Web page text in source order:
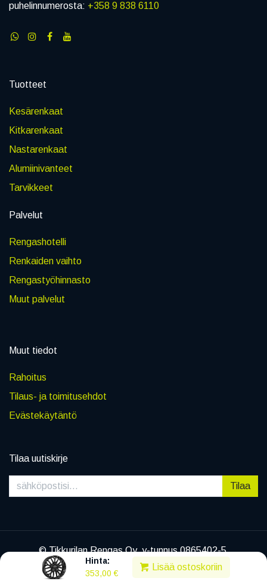
Hinta:
353,00 €
Lisää ostoskoriin
puhelinnumerosta: +358 9 838 6110
Tuotteet
Kesärenkaat
Kitkarenkaat
Nastarenkaat
Alumiinivanteet
Tarvikkeet
Palvelut
Rengashotelli
Renkaiden vaihto
Rengastyöhinnasto
Muut palvelut
Muut tiedot
Rahoitus
Tilaus- ja toimitusehdot
Evästekäytäntö
Tilaa uutiskirje
Tilaa
© Tikkurilan Rengas Oy, y-tunnus 0865402-5
|Tietosuojaseloste